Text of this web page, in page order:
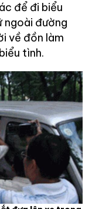
để đi biểu
ngoài đường
về đồn làm
tình.